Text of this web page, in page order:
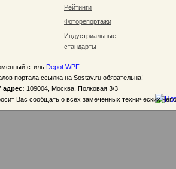
Рейтинги
Фоторепортажи
Индустриальные
стандарты
стиль Depot WPF
портала ссылка на Sostav.ru обязательна!
адрес: 109004, Москва, Полковая 3/3
Вас сообщать о всех замеченных технических